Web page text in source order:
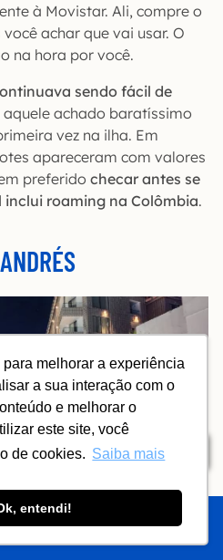
melhorar a experiência
a sua interação com o
e melhorar o
este site, você
de cookies. Saiba mais
entendi!
COMER FAZER
Índice
à Movistar. Ali, compre o
achar que vai usar. O
na hora por você.
sendo fácil de
aquele achado baratíssimo
vez na ilha. Em
apareceram com valores
preferido checar antes se
roaming na Colômbia.
2 – San Andrés